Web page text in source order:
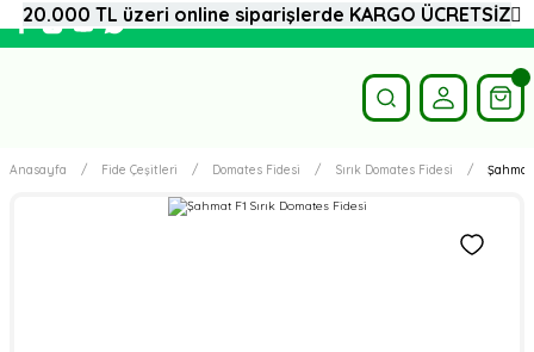
Anasayfa Fide Çeşitleri Domates Fidesi Sırık Domates Fidesi Şahmat
20.000 TL üzeri online siparişlerde KARGO ÜCRETSİZ